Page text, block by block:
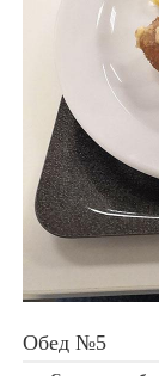
Обед №5